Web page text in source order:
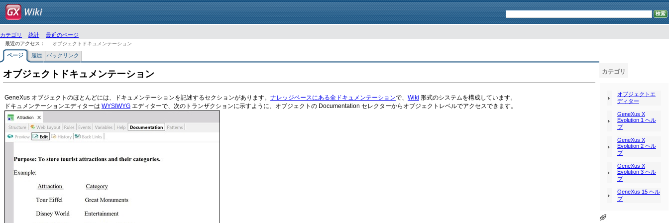
カテゴリ 統計
最近のページ
最近のアクセス：
オブジェクトドキュメンテーション
ページ 履歴 バックリンク
オブジェクトドキュメンテーション
GeneXus オブジェクトのほとんどには、ドキュメンテーションを記述するセクションがあります。 ナレッジベースにある全ドキュメンテーションで、 Wiki 形式のシステムを構成しています。
ドキュメンテーションエディターは WYSIWYG エディターで、次のトランザクションに示すように、オブジェクトの Documentation セレクターからオブジェクトレベルでアクセスできます。
カテゴリ
オブジェクトエ
ディター
GeneXus X
Evolution 1 ヘル
プ
GeneXus X
Evolution 2 ヘル
プ
GeneXus X
Evolution 3 ヘル
プ
GeneXus 15 ヘル
プ